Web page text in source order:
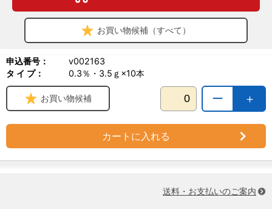
お買い物候補（すべて）
申込番号：
v002163
タ イ プ：
0.3％・3.5ｇ×10本
＋
ー
お買い物候補
カートに入れる
送料・お支払いのご案内